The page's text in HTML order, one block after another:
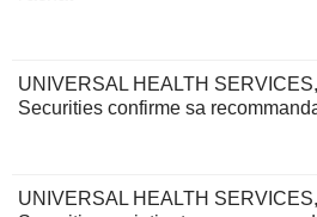
UNIVERSAL HEALTH
Securities confirme sa
UNIVERSAL HEALTH